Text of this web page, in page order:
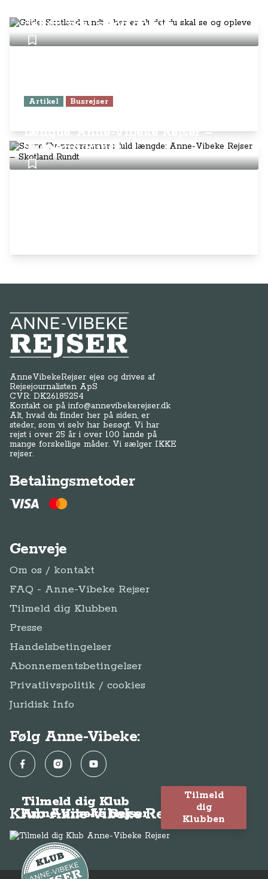
det du skal se og opleve
Artikel Busrejser
længde: Anne-Vibeke Rejser –
Skotland Rundt
Anne-Vibeke Rejser
AnneVibekeRejser ejes og drives af
Rejsejournalisten ApS
CVR: DK26185254
Kontakt os påinfo@annevibekerejser.dk
Alt, hvad du finder her på siden, er
steder, som vi selv har besøgt. Vi har
rejst i over 25 år i over 100 lande på
mange forskellige måder. Vi sælger IKKE
rejser.
Betalingsmetoder
Genveje
Om os / kontakt
FAQ - Anne-Vibeke Rejser
Tilmeld dig Klubben
Presse
Handelsbetingelser
Abonnementsbetingelser
Privatlivspolitik / cookies
Juridisk Info
Følg Anne-Vibeke:
FacebookInstagramYouTube
Klub Anne-Vibeke Rejser
Tilmeld dig Klub
Anne-Vibeke Rejser
Tilmeld
dig
Klubben